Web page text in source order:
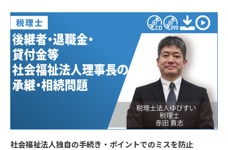
社会福祉法人独自の手続き・ポイントでのミスを防止